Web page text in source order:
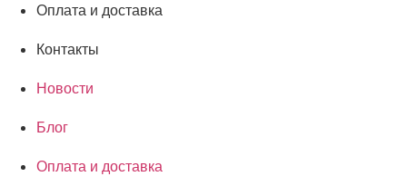
Оплата и доставка
Контакты
Новости
Блог
Оплата и доставка